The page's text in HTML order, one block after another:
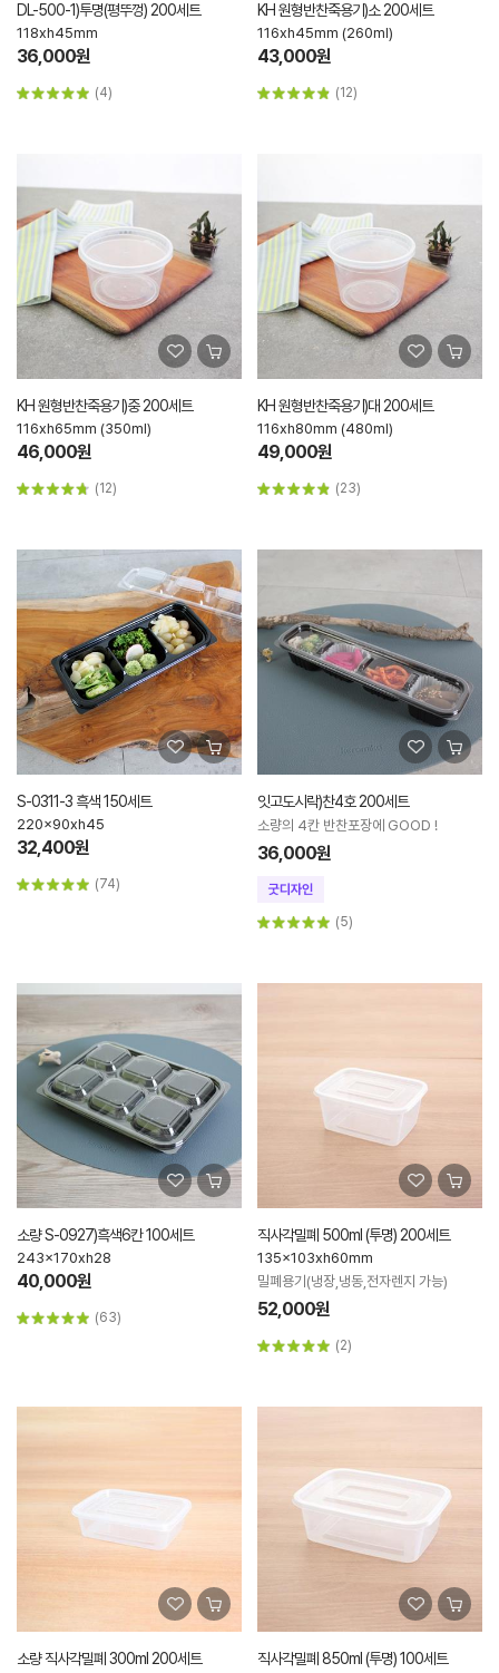
DL-500-1)투명(평뚜껑) 200세트
118xh45mm
36,000원
(4)
KH 원형반찬죽용기)소 200세트
116xh45mm (260ml)
43,000원
(12)
KH 원형반찬죽용기)중 200세트
116xh65mm (350ml)
46,000원
(12)
KH 원형반찬죽용기)대 200세트
116xh80mm (480ml)
49,000원
(23)
S-0311-3 흑색 150세트
220x90xh45
32,400원
(74)
잇고도시락)찬4호 200세트
소량의 4칸 반찬포장에 GOOD !
36,000원
(5)
소량 S-0927)흑색6칸 100세트
243x170xh28
40,000원
(63)
직사각밀폐 500ml (투명) 200세트
135x103xh60mm
밀폐용기(냉장,냉동,전자렌지 가능)
52,000원
(2)
소량 직사각밀폐 300ml 200세트 직사각밀폐 850ml (투명) 100세트